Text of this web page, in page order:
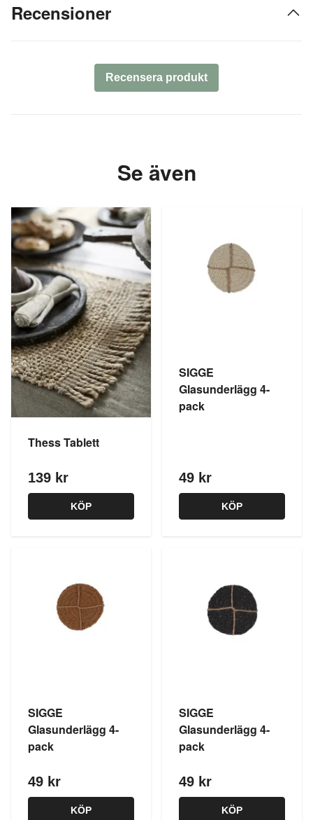
Recensioner
Recensera produkt
Se även
Thess Tablett
139 kr
KÖP
SIGGE
Glasunderlägg 4-
pack
49 kr
KÖP
SIGGE
Glasunderlägg 4-
pack
49 kr
KÖP
SIGGE
Glasunderlägg 4-
pack
49 kr
KÖP